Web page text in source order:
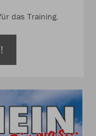
das Training.